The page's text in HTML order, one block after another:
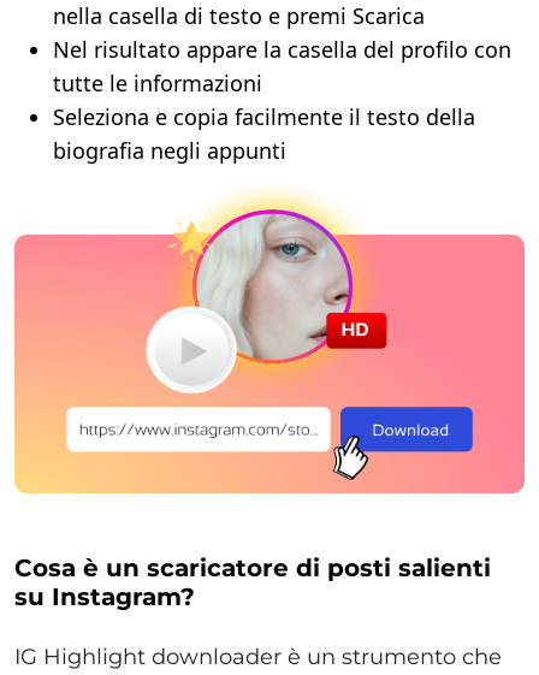
nella casella di testo e premi Scarica
Nel risultato appare la casella del profilo con
tutte le informazioni
Seleziona e copia facilmente il testo della
biografia negli appunti
Cosa è un scaricatore di posti salienti
su Instagram?
IG Highlight downloader è un strumento che